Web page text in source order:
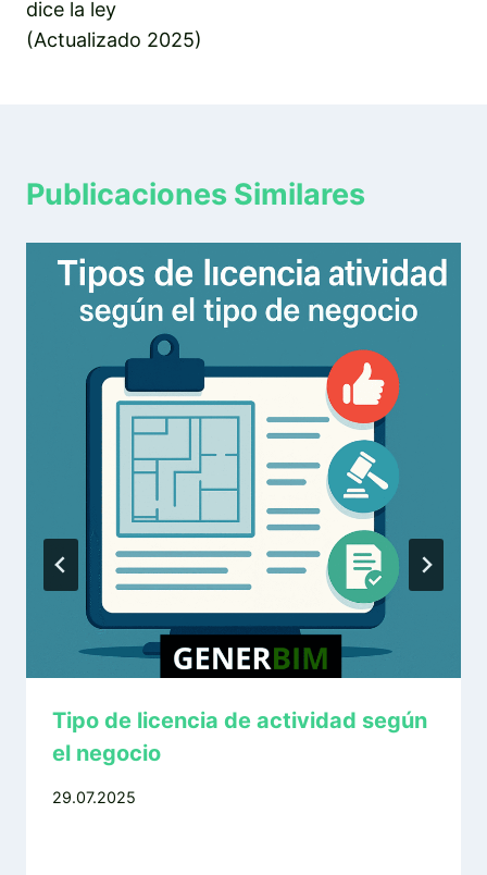
dice la ley
(Actualizado 2025)
Publicaciones Similares
Tipo de licencia de actividad según
el negocio
29.07.2025